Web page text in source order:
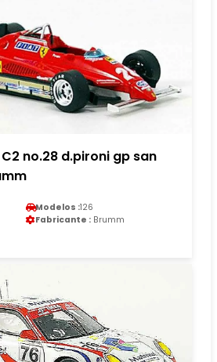
C2 no.28 d.pironi gp san
Modelos :126
Fabricante : Brumm